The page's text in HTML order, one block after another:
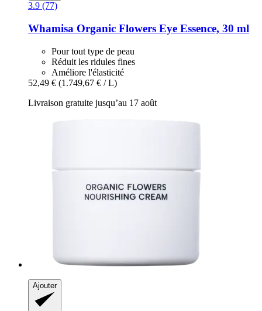
3.9 (77)
Whamisa Organic Flowers Eye Essence, 30 ml
Pour tout type de peau
Réduit les ridules fines
Améliore l'élasticité
52,49 € (1.749,67 € / L)
Livraison gratuite jusqu’au 17 août
Ajouter